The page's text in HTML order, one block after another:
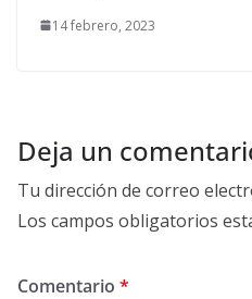
14 febrero, 2023
Deja un
Tu dirección de correo
Los campos obligatorios
Comentario *